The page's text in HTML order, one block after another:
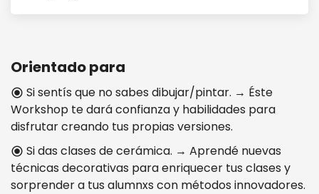
Orientado para
radio_button_checked Si sentís que no sabes dibujar/pintar. → Éste
Workshop te dará confianza y habilidades para
disfrutar creando tus propias versiones.
radio_button_checked Si das clases de cerámica. → Aprendé nuevas
técnicas decorativas para enriquecer tus clases y
sorprender a tus alumnxs con métodos innovadores.